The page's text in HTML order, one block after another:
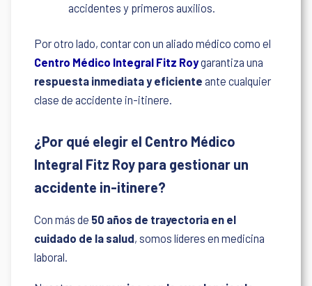
accidentes y primeros auxilios.
Por otro lado, contar con un aliado médico como el
Centro Médico Integral Fitz Roygarantiza una
respuesta inmediata y eficiente ante cualquier
clase de accidente in-itinere.
¿Por qué elegir el Centro Médico
Integral Fitz Roy para gestionar un
accidente in-itinere?
Con más de 50 años de trayectoria en el
cuidado de la salud, somos líderes en medicina
laboral.